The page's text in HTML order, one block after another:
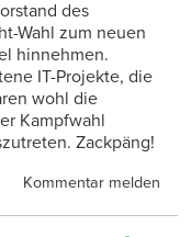
des
Wahl zum neuen
hinnehmen.
IT-Projekte, die
wohl die
Kampfwahl
Zackpäng!
Kommentar melden